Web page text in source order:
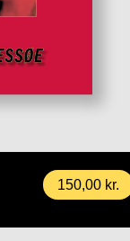
150,00 kr.